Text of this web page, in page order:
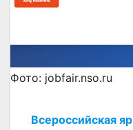
Фото: jobfair.nso.ru
Всероссийская